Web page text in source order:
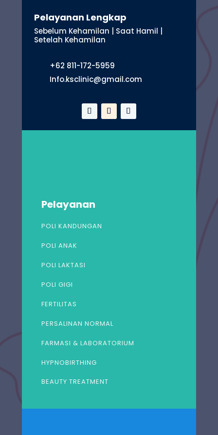
Pelayanan Lengkap
Sebelum Kehamilan | Saat Hamil |
Setelah Kehamilan
+62 811-172-5959
Info.ksclinic@gmail.com
Pelayanan
POLI KANDUNGAN
POLI ANAK
POLI LAKTASI
POLI GIGI
FERTILITAS
PERSALINAN NORMAL
FARMASI & LABORATORIUM
HYPNOBIRTHING
BEAUTY TREATMENT